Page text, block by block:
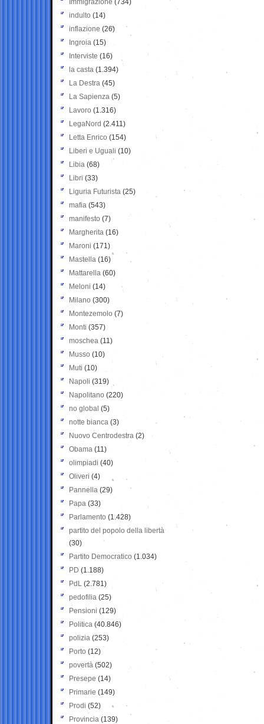
Immigrazione (734)
indulto (14)
inflazione (26)
Ingroia (15)
Interviste (16)
la casta (1.394)
La Destra (45)
La Sapienza (5)
Lavoro (1.316)
LegaNord (2.411)
Letta Enrico (154)
Liberi e Uguali (10)
Libia (68)
Libri (33)
Liguria Futurista (25)
mafia (543)
manifesto (7)
Margherita (16)
Maroni (171)
Mastella (16)
Mattarella (60)
Meloni (14)
Milano (300)
Montezemolo (7)
Monti (357)
moschea (11)
Musso (10)
Muti (10)
Napoli (319)
Napolitano (220)
no global (5)
notte bianca (3)
Nuovo Centrodestra (2)
Obama (11)
olimpiadi (40)
Oliveri (4)
Pannella (29)
Papa (33)
Parlamento (1.428)
partito del popolo della libertà
(30)
Partito Democratico (1.034)
PD (1.188)
PdL (2.781)
pedofilia (25)
Pensioni (129)
Politica (40.846)
polizia (253)
Porto (12)
povertà (502)
Presepe (14)
Primarie (149)
Prodi (52)
Provincia (139)